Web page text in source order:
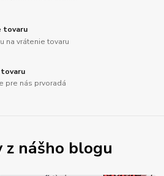
tovaru
na vrátenie tovaru
tovaru
pre nás prvoradá
z nášho blogu